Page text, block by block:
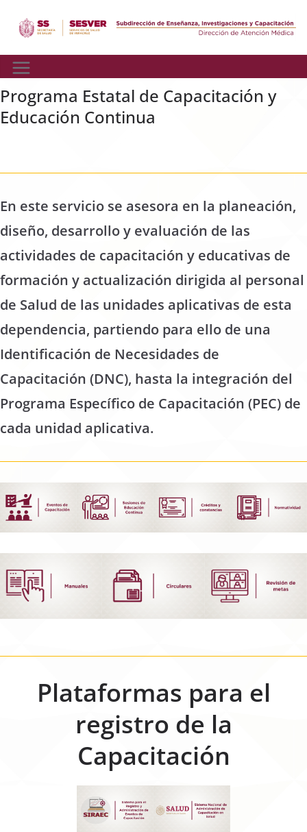
Programa Estatal de Capacitación y
Educación Continua
En este servicio se asesora en la planeación,
diseño, desarrollo y evaluación de las
actividades de capacitación y educativas de
formación y actualización dirigida al personal
de Salud de las unidades aplicativas de esta
dependencia, partiendo para ello de una
Identificación de Necesidades de
Capacitación (DNC), hasta la integración del
Programa Específico de Capacitación (PEC) de
cada unidad aplicativa.
Plataformas para el
registro de la
Capacitación